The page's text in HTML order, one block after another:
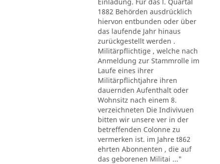
1882 Behörden ausdrücklich
hiervon entbunden oder über
das laufende Jahr hinaus
zurückgestellt werden .
Militärpflichtige , welche nach
Anmeldung zur Stammrolle im
Laufe eines ihrer
Militärpflichtjahre ihren
dauernden Aufenthalt oder
Wohnsitz nach einem 8.
verzeichneten Die Indivivuen
bitten wir unsere ver in der
betreffenden Colonne zu
vermerken ist. im Jahre t862
ehrten Abonnenten , die auf
das geborenen Militai ..."